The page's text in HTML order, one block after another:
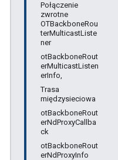
Połączenie
zwrotne
OTBackboneRou
terMulticastListe
ner
otBackboneRout
erMulticastListen
erInfo,
Trasa
międzysieciowa
otBackboneRout
erNdProxyCallba
ck
otBackboneRout
erNdProxyInfo